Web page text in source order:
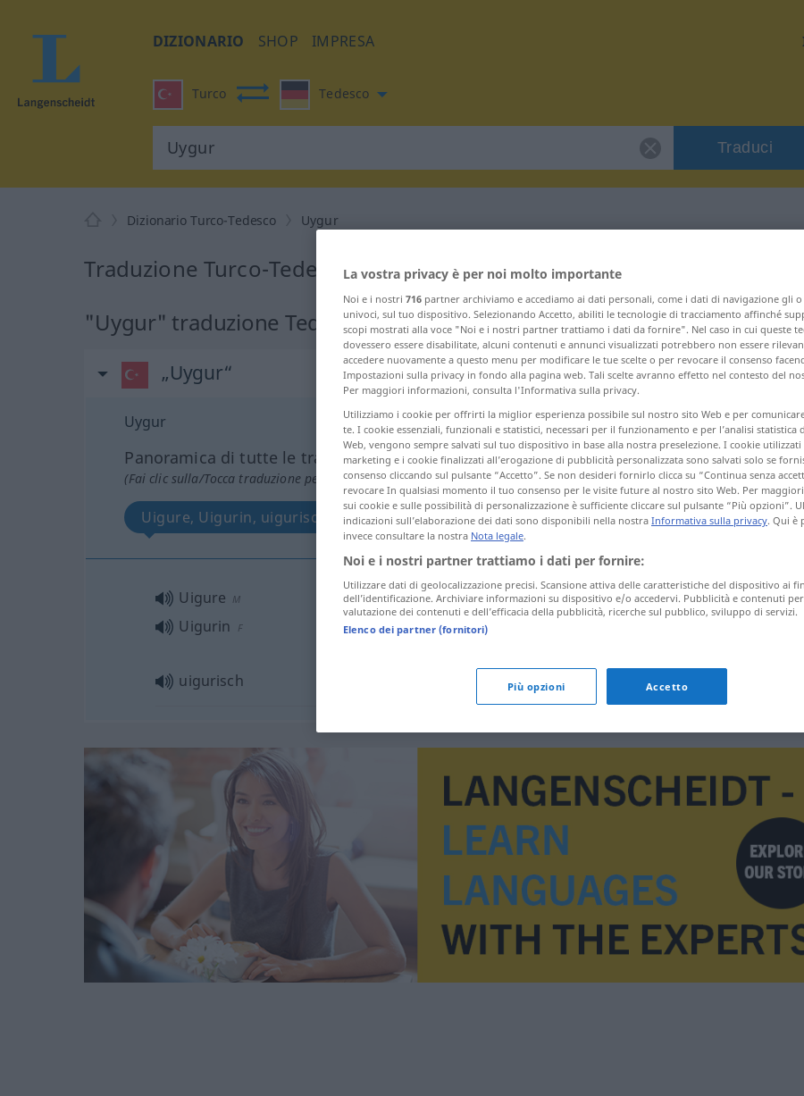
DIZIONARIO SHOP IMPRESA
Turco Tedesco
Traduci
Dizionario Turco-Tedesco Uygur
Traduzione Turco-Tedesco per "Uygur"
"Uygur" traduzione Tedesco
„Uygur“
Uygur
Panoramica di tutte le traduzion
(Fai clic sulla/Tocca traduzione per maggiori dettagli)
Uigure, Uigurin, uigurisch
Uigure M
Uigurin F
Uygur
uigurisch Uygur
La vostra privacy è per noi molto importante
Noi e i nostri 716 partner archiviamo e accediamo ai dati personali, come i dati di navigazione gli
univoci, sul tuo dispositivo. Selezionando Accetto, abiliti le tecnologie di tracciamento affinché
scopi mostrati alla voce "Noi e i nostri partner trattiamo i dati da fornire". Nel caso in cui queste
dovessero essere disabilitate, alcuni contenuti e annunci visualizzati potrebbero non essere
accedere nuovamente a questo menu per modificare le tue scelte o per revocare il consenso
Impostazioni sulla privacy in fondo alla pagina web. Tali scelte avranno effetto nel contesto del
Per maggiori informazioni, consulta l'Informativa sulla privacy.
Utilizziamo i cookie per offrirti la miglior esperienza possibile sul nostro sito Web e per
te. I cookie essenziali, funzionali e statistici, necessari per il funzionamento e per l’analisi statistica
Web, vengono sempre salvati sul tuo dispositivo in base alla nostra preselezione. I cookie
marketing e i cookie finalizzati all’erogazione di pubblicità personalizzata sono salvati solo se
consenso cliccando sul pulsante “Accetto”. Se non desideri fornirlo clicca su “Continua senza
revocare In qualsiasi momento il tuo consenso per le visite future al nostro sito Web. Per
sui cookie e sulle possibilità di personalizzazione è sufficiente cliccare sul pulsante “Più opzioni”.
indicazioni sull’elaborazione dei dati sono disponibili nella nostra Informativa sulla privacy. Qui è
invece consultare la nostra Nota legale.
Noi e i nostri partner trattiamo i dati per fornire:
Utilizzare dati di geolocalizzazione precisi. Scansione attiva delle caratteristiche del dispositivo ai
dell’identificazione. Archiviare informazioni su dispositivo e/o accedervi. Pubblicità e contenuti
valutazione dei contenuti e dell’efficacia della pubblicità, ricerche sul pubblico, sviluppo di servizi.
Elenco dei partner (fornitori)
Più opzioni Accetto